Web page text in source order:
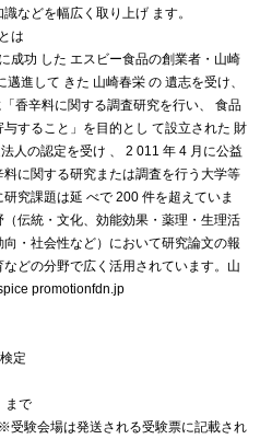
などを幅広く取り上げ ます。
は
成功 した エスビー食品の創業者・山崎
進して きた 山崎春栄 の 遺志を受け、
香辛料に関する調査研究を行い、 食品
すること」を目的とし て設立された 財
人の認定を受け 、 2 011 年 4 月に公益
に関する研究または調査を行う大学等
究課題は延 べで 200 件を超えていま
伝統・文化、効能効果・薬理・生理活
・社会性など）において研究論文の報
どの分野で広く活用されています。山
promotionfdn.jp
定
まで
受験会場は発送される受験票に記載され